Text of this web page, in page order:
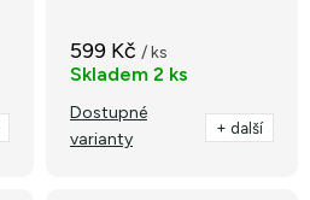
599 Kč / ks
Skladem 2 ks
Dostupné
varianty
+ další